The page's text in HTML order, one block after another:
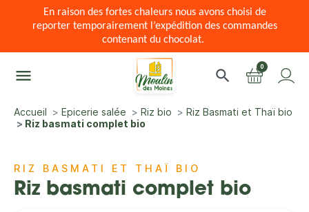
En raison des fortes chaleurs nous avons choisi de
reporter temporairement l’expédition des commandes
contenant du chocolat.
menu search 0
Accueil Epicerie salée Riz bio
Riz Basmati et Thaï bio
Riz basmati complet bio
RIZ BASMATI ET THAÏ BIO
Riz basmati complet bio